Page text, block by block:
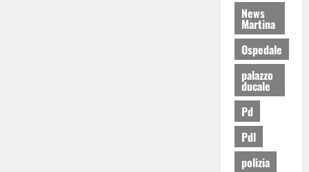
News
Martina
Ospedale
palazzo
ducale
Pd
Pdl
polizia